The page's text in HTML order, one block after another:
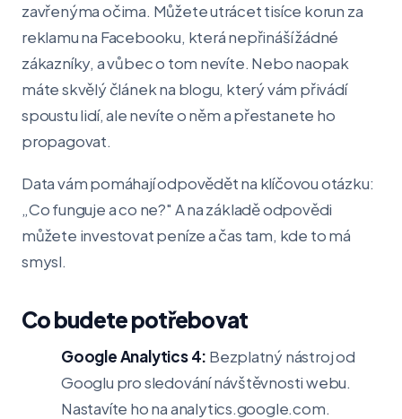
zavřenýma očima. Můžete utrácet tisíce korun za
reklamu na Facebooku, která nepřináší žádné
zákazníky, a vůbec o tom nevíte. Nebo naopak
máte skvělý článek na blogu, který vám přivádí
spoustu lidí, ale nevíte o něm a přestanete ho
propagovat.
Data vám pomáhají odpovědět na klíčovou otázku:
„Co funguje a co ne?" A na základě odpovědi
můžete investovat peníze a čas tam, kde to má
smysl.
Co budete potřebovat
Google Analytics 4: Bezplatný nástroj od
Googlu pro sledování návštěvnosti webu.
Nastavíte ho na analytics.google.com.